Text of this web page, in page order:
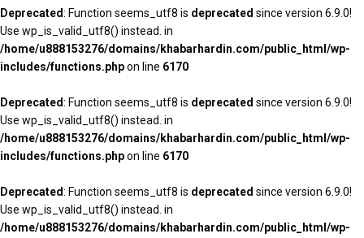
Deprecated: Function seems_utf8 is deprecated since version 6.9.0!
Use wp_is_valid_utf8() instead. in
/home/u888153276/domains/khabarhardin.com/public_html/wp-
includes/functions.phpon line 6170
Deprecated: Function seems_utf8 is deprecated since version 6.9.0!
Use wp_is_valid_utf8() instead. in
/home/u888153276/domains/khabarhardin.com/public_html/wp-
includes/functions.phpon line 6170
Deprecated: Function seems_utf8 is deprecated since version 6.9.0!
Use wp_is_valid_utf8() instead. in
/home/u888153276/domains/khabarhardin.com/public_html/wp-